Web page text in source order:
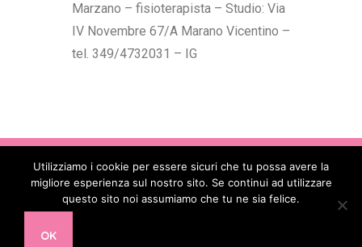
Marzano – fisioterapista – Studio: Via
IV Novembre 67/A Marano Vicentino –
tel. 349/4732031 – IG
Copyright © 2017 - 2026. All Rights
Reserved - Codice Fiscale: 90088850582 -
Partita IVA: 16478391002 - E-mail:
Utilizziamo i cookie per essere sicuri che tu possa avere la
migliore esperienza sul nostro sito. Se continui ad utilizzare
questo sito noi assumiamo che tu ne sia felice.
OK